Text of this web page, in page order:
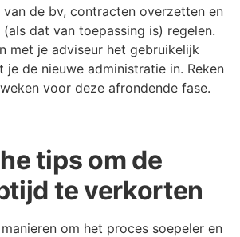
van de bv, contracten overzetten en
(als dat van toepassing is) regelen.
met je adviseur het gebruikelijk
je de nieuwe administratie in. Reken
voor deze afrondende fase.
tips om de
te verkorten
om het proces soepeler en